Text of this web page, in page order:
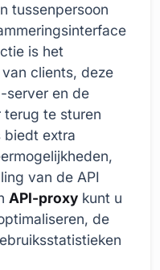
tussenpersoon
is het
clients, deze
server en de
te sturen
biedt extra
van de API
API-proxy kunt u
de